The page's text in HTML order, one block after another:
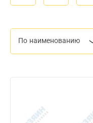
По наименованию